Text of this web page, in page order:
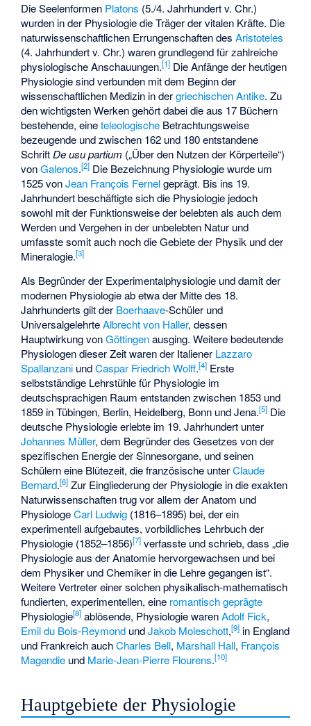
Die Seelenformen Platons (5./4. Jahrhundert v. Chr.)
wurden in der Physiologie die Träger der vitalen Kräfte. Die
naturwissenschaftlichen Errungenschaften desAristoteles
(4. Jahrhundert v. Chr.) waren grundlegend für zahlreiche
physiologische Anschauungen.[1] Die Anfänge der heutigen
Physiologie sind verbunden mit dem Beginn der
wissenschaftlichen Medizin in dergriechischen Antike. Zu
den wichtigsten Werken gehört dabei die aus 17 Büchern
bestehende, eineteleologische Betrachtungsweise
bezeugende und zwischen 162 und 180 entstandene
SchriftDe usu partium („Über den Nutzen der Körperteile“)
vonGalenos.[2] Die Bezeichnung Physiologie wurde um
1525 vonJean François Fernelgeprägt. Bis ins 19.
Jahrhundert beschäftigte sich die Physiologie jedoch
sowohl mit der Funktionsweise der belebten als auch dem
Werden und Vergehen in der unbelebten Natur und
umfasste somit auch noch die Gebiete der Physik und der
Mineralogie.[3]
Als Begründer der Experimentalphysiologie und damit der
modernen Physiologie ab etwa der Mitte des 18.
Jahrhunderts gilt der Boerhaave-Schüler und
UniversalgelehrteAlbrecht von Haller, dessen
Hauptwirkung vonGöttingenausging. Weitere bedeutende
Physiologen dieser Zeit waren der Italiener Lazzaro
Spallanzani undCaspar Friedrich Wolff.[4] Erste
selbstständige Lehrstühle für Physiologie im
deutschsprachigen Raum entstanden zwischen 1853 und
1859 in Tübingen, Berlin, Heidelberg, Bonn und Jena.[5] Die
deutsche Physiologie erlebte im 19. Jahrhundert unter
Johannes Müller, dem Begründer des Gesetzes von der
spezifischen Energie der Sinnesorgane, und seinen
Schülern eine Blütezeit, die französische unterClaude
Bernard.[6] Zur Eingliederung der Physiologie in die exakten
Naturwissenschaften trug vor allem der Anatom und
PhysiologeCarl Ludwig (1816–1895) bei, der ein
experimentell aufgebautes, vorbildliches Lehrbuch der
Physiologie (1852–1856)[7] verfasste und schrieb, dass „die
Physiologie aus der Anatomie hervorgewachsen und bei
dem Physiker und Chemiker in die Lehre gegangen ist“.
Weitere Vertreter einer solchen physikalisch-mathematisch
fundierten, experimentellen, eine romantisch geprägte
Physiologie[8] ablösende, Physiologie warenAdolf Fick,
Emil du Bois-Reymond undJakob Moleschott,[9] in England
und Frankreich auchCharles Bell, Marshall Hall, François
Magendie und Marie-Jean-Pierre Flourens.[10]
Hauptgebiete der Physiologie